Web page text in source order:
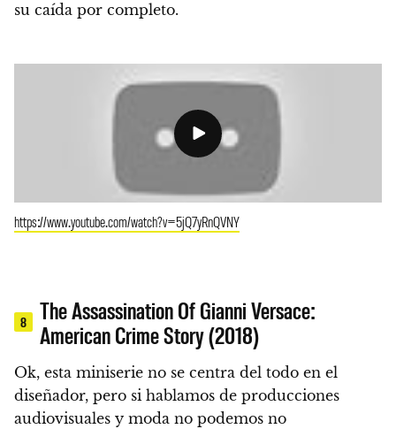
su caída por completo.
https://www.youtube.com/watch?v=5jQ7yRnQVNY
8
The Assassination Of Gianni Versace:
American Crime Story (2018)
Ok, esta miniserie no se centra del todo en el
diseñador, pero si hablamos de producciones
audiovisuales y moda no podemos no